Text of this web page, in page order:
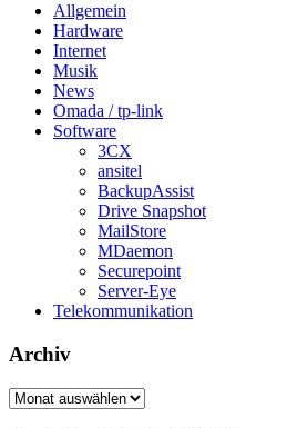
Allgemein
Hardware
Internet
Musik
News
Omada / tp-link
Software
3CX
ansitel
BackupAssist
Drive Snapshot
MailStore
MDaemon
Securepoint
Server-Eye
Telekommunikation
Archiv
Archiv